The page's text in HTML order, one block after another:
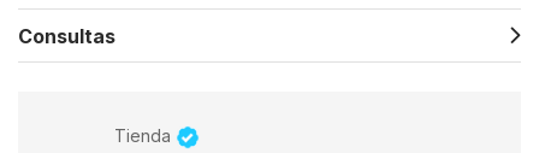
Consultas
Tienda